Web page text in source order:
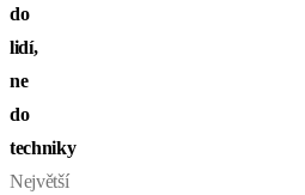
do
lidí,
ne
do
techniky
Největší